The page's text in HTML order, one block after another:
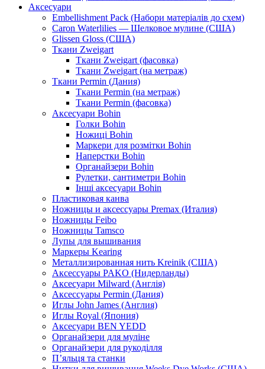
Аксесуари
Embellishment Pack (Набори матеріалів до схем)
Caron Waterlilies — Шелковое мулине (США)
Glissen Gloss (США)
Ткани Zweigart
Ткани Zweigart (фасовка)
Ткани Zweigart (на метраж)
Ткани Permin (Дания)
Ткани Permin (на метраж)
Ткани Permin (фасовка)
Аксесуари Bohin
Голки Bohin
Ножиці Bohin
Маркери для розмітки Bohin
Наперстки Bohin
Органайзери Bohin
Рулетки, сантиметри Bohin
Інші аксесуари Bohin
Пластиковая канва
Ножницы и аксессуары Premax (Италия)
Ножницы Feibo
Ножницы Tamsco
Лупы для вышивания
Маркеры Kearing
Металлизированная нить Kreinik (США)
Аксессуары PAKO (Нидерланды)
Аксесуари Milward (Англія)
Аксессуары Permin (Дания)
Иглы John James (Англия)
Иглы Royal (Япония)
Аксесуари BEN YEDD
Органайзери для муліне
Органайзери для рукоділля
П’яльця та станки